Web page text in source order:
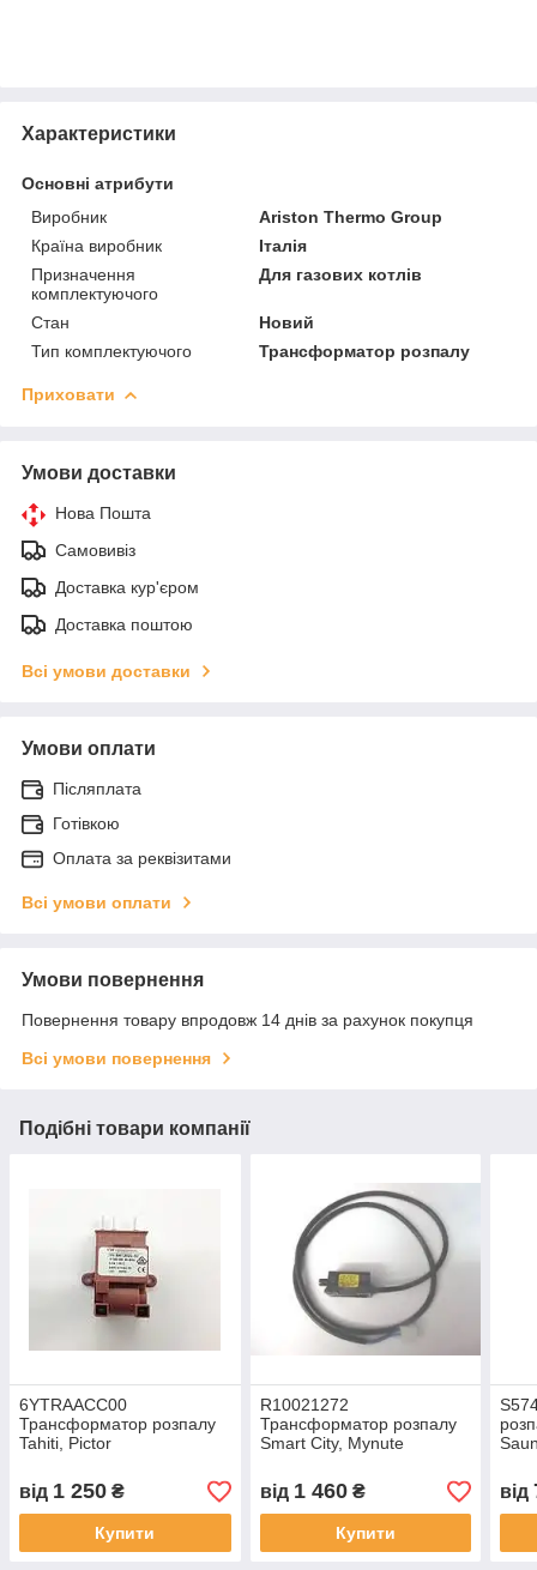
Характеристики
Основні атрибути
Виробник
Ariston Thermo Group
Країна виробник
Італія
Призначення
комплектуючого
Для газових котлів
Стан
Новий
Тип комплектуючого
Трансформатор розпалу
Приховати
Умови доставки
Нова Пошта
Самовивіз
Доставка кур'єром
Доставка поштою
Всі умови доставки
Умови оплати
Післяплата
Готівкою
Оплата за реквізитами
Всі умови оплати
Умови повернення
Повернення товару впродовж 14 днів за рахунок покупця
Всі умови повернення
Подібні товари компанії
6YTRAACC00
Трансформатор розпалу
Tahiti, Pictor
від 1 250 ₴
Купити
R10021272
Трансформатор розпалу
Smart City, Mynute
від 1 460₴
Купити
від